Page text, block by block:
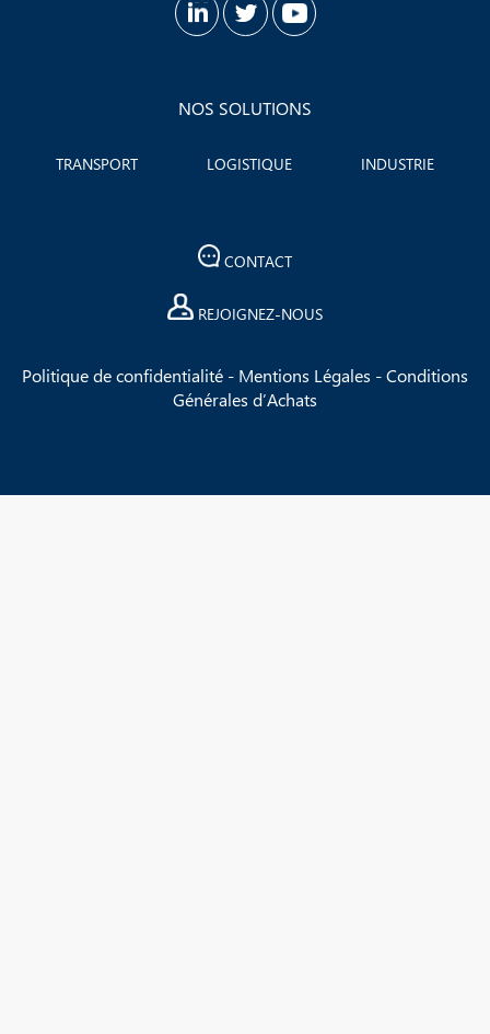
NOS SOLUTIONS
TRANSPORT LOGISTIQUE INDUSTRIE
CONTACT
REJOIGNEZ-NOUS
Politique de confidentialité - Mentions Légales -Conditions
Générales d’Achats